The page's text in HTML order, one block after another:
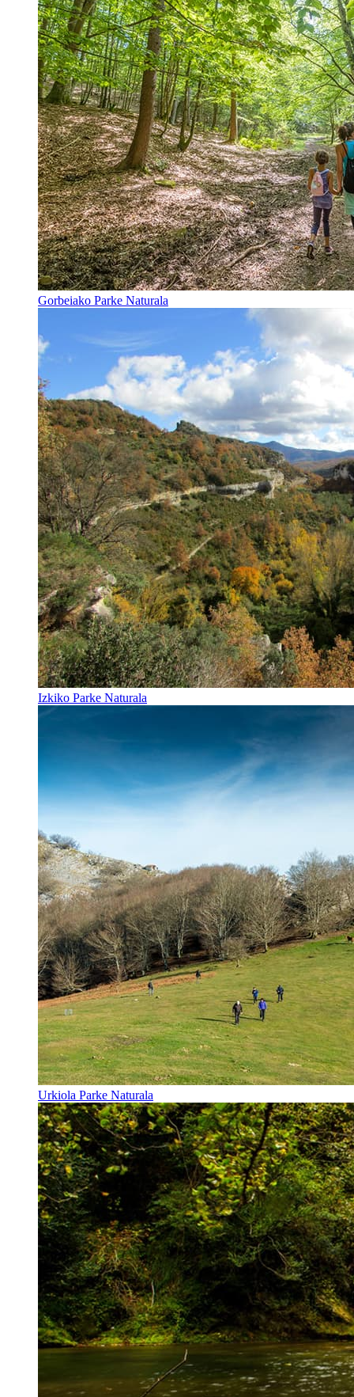
Gorbeiako Parke Naturala
Izkiko Parke Naturala
Urkiola Parke Naturala